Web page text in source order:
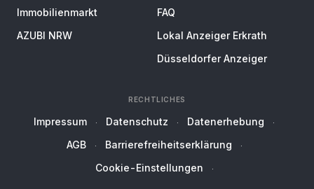
Immobilienmarkt
AZUBI NRW
FAQ
Lokal Anzeiger Erkrath
Düsseldorfer Anzeiger
RECHTLICHES
Impressum Datenschutz
Datenerhebung
AGB
Barrierefreiheitserklärung
Cookie-Einstellungen